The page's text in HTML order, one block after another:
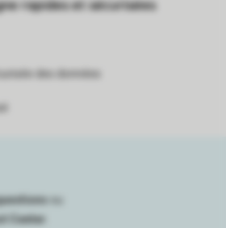
rapides et sécurisées
des données
Center